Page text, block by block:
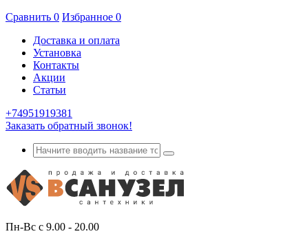
Сравнить 0 Избранное 0
Доставка и оплата
Установка
Контакты
Акции
Статьи
+74951919381
Заказать обратный звонок!
Пн-Вс с 9.00 - 20.00